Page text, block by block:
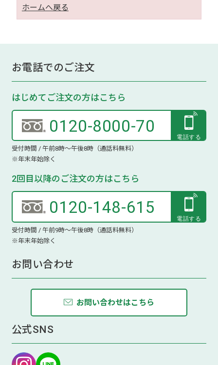
ホームへ戻る
お電話でのご注文
はじめてご注文の方はこちら
0120-8000-70
受付時間 / 午前8時～午後8時（通話料無料）
※年末年始除く
2回目以降のご注文の方はこちら
0120-148-615
受付時間 / 午前9時～午後8時（通話料無料）
※年末年始除く
お問い合わせ
お問い合わせはこちら
公式SNS